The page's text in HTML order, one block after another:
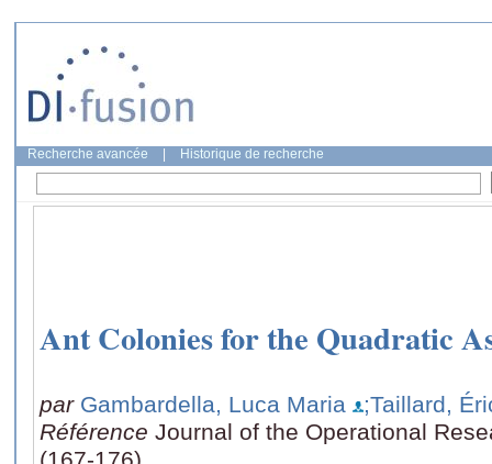
Recherche avancée Historique de recherche
Ant Colonies for the Quadratic
par Gambardella, Luca Maria
;Taillard,
Référence Journal of the Operational
(167-176)